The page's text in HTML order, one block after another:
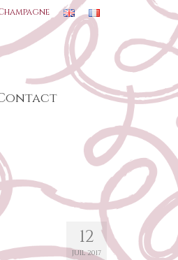
12
JUIL 2017